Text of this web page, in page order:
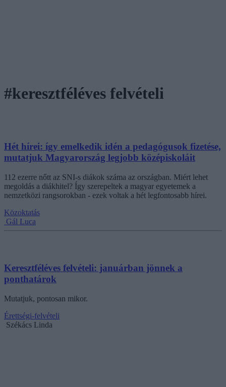
#keresztféléves felvételi
Hét hírei: így emelkedik idén a pedagógusok fizetése,
mutatjuk Magyarország legjobb középiskoláit
112 ezerre nőtt az SNI-s diákok száma az országban. Miért lehet
megoldás a diákhitel? Így szerepeltek a magyar egyetemek a
nemzetközi rangsorokban - ezek voltak a hét legfontosabb hírei.
Közoktatás
Gál Luca
Keresztféléves felvételi: januárban jönnek a
ponthatárok
Mutatjuk, pontosan mikor.
Érettségi-felvételi
Székács Linda